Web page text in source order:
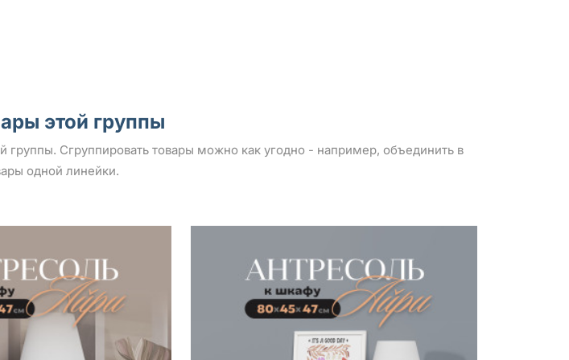
этой группы
группы. Сгруппировать товары можно как угодно - например, объединить в
одной линейки.